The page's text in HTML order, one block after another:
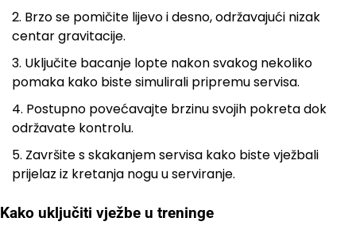
Brzo se pomičite lijevo i desno, održavajući nizak
centar gravitacije.
Uključite bacanje lopte nakon svakog nekoliko
pomaka kako biste simulirali pripremu servisa.
Postupno povećavajte brzinu svojih pokreta dok
održavate kontrolu.
Završite s skakanjem servisa kako biste vježbali
prijelaz iz kretanja nogu u serviranje.
Kako uključiti vježbe u treninge